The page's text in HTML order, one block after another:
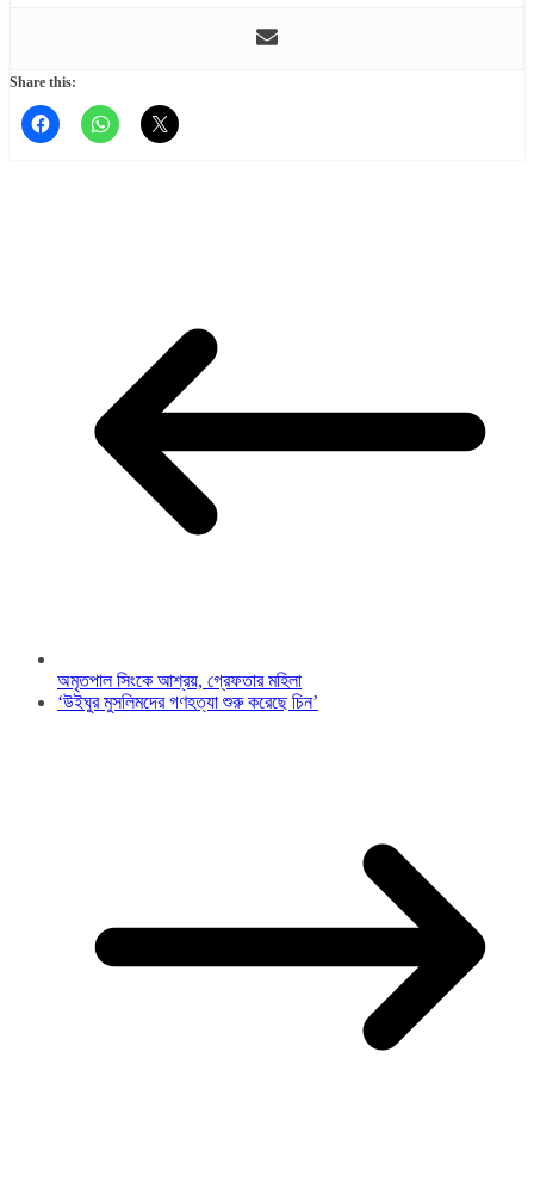
Share this:
অমৃতপাল সিংকে আশ্রয়, গ্রেফতার মহিলা
‘উইঘুর মুসলিমদের গণহত্যা শুরু করেছে চিন’